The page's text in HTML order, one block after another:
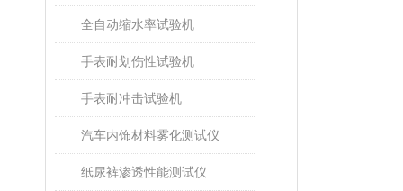
全自动缩水率试验机
手表耐划伤性试验机
手表耐冲击试验机
汽车内饰材料雾化测试仪
纸尿裤渗透性能测试仪